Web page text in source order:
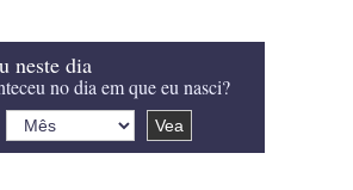
neste dia
no dia em que eu nasci?